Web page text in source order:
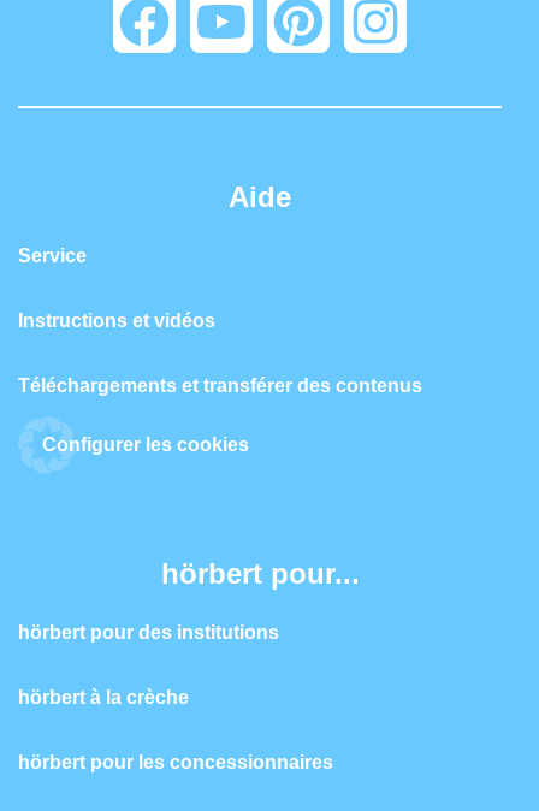
Aide
Service
Instructions et vidéos
Téléchargements et transférer des contenus
Configurer les cookies
hörbert pour...
hörbert pour des institutions
hörbert à la crèche
hörbert pour les concessionnaires